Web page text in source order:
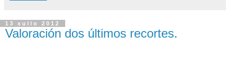
13 xullo 2012
Valoración dos últimos recortes.